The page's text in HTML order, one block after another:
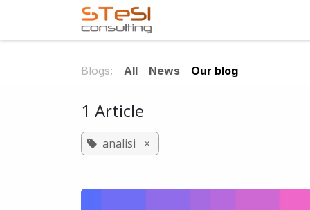
Blogs: All News Our blog
1 Article
analisi ×